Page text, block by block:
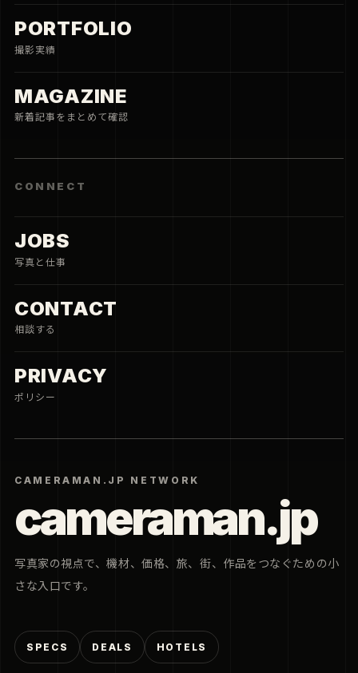
CAMERAMAN.JP NETWORK
cameraman.jp
写真家の視点で、機材、価格、旅、街、作品をつなぐための小
さな入口です。
SPECS DEALS HOTELS
PORTFOLIO
撮影実績
MAGAZINE
新着記事をまとめて確認
CONNECT
JOBS
写真と仕事
CONTACT
相談する
PRIVACY
ポリシー